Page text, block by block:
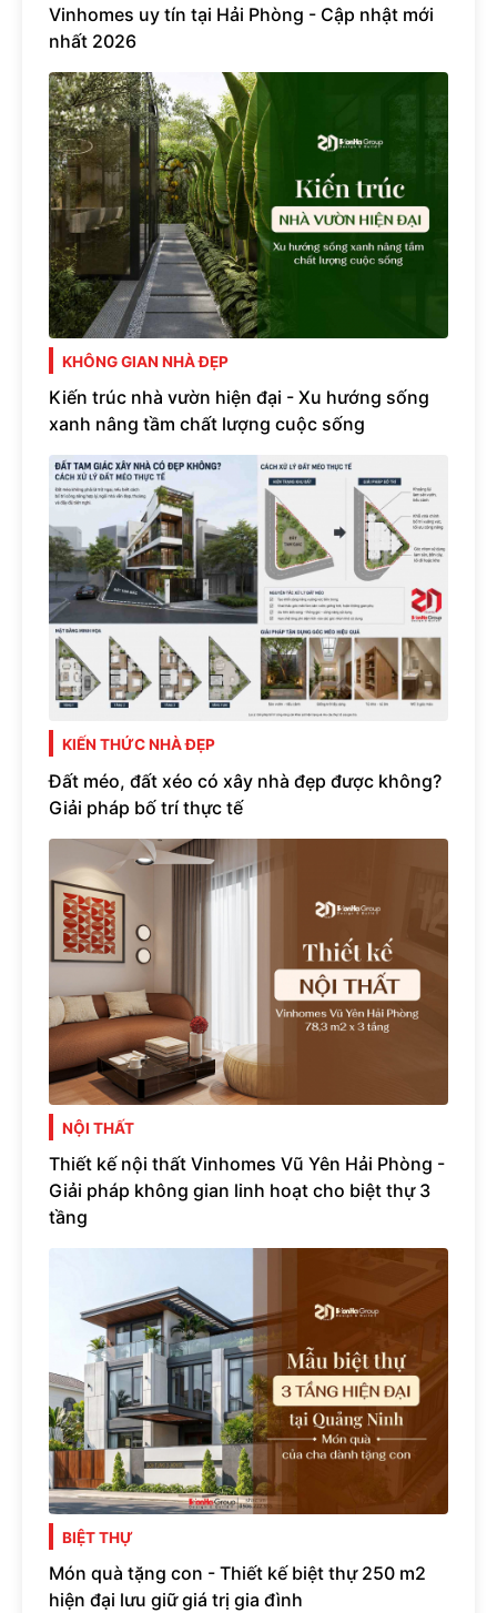
Vinhomes uy tín tại Hải Phòng - Cập nhật mới
nhất 2026
KHÔNG GIAN NHÀ ĐẸP
Kiến trúc nhà vườn hiện đại - Xu hướng sống
xanh nâng tầm chất lượng cuộc sống
KIẾN THỨC NHÀ ĐẸP
Đất méo, đất xéo có xây nhà đẹp được không?
Giải pháp bố trí thực tế
NỘI THẤT
Thiết kế nội thất Vinhomes Vũ Yên Hải Phòng -
Giải pháp không gian linh hoạt cho biệt thự 3
tầng
BIỆT THỰ
Món quà tặng con - Thiết kế biệt thự 250 m2
hiện đại lưu giữ giá trị gia đình